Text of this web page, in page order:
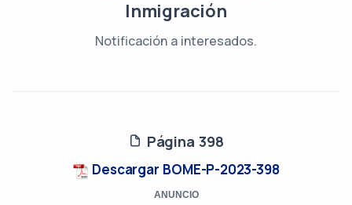
Inmigración
Notificación a interesados.
Página 398
Descargar BOME-P-2023-398
ANUNCIO